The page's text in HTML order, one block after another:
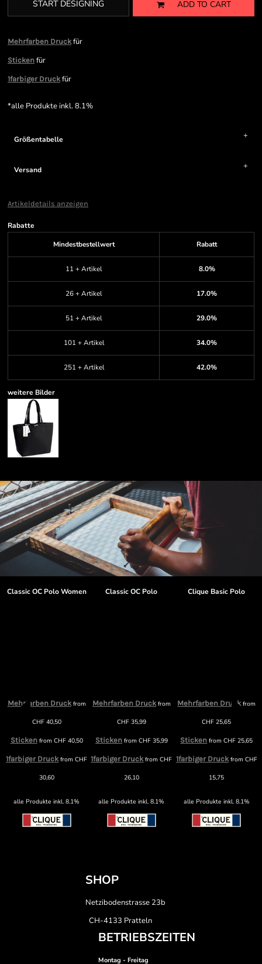
START DESIGNING ADD TO CART
Mehrfarben Druckfür
Sticken für
1farbiger Druckfür
*alle Produkte inkl. 8.1%
Größentabelle
Versand
Artikeldetails anzeigen
Rabatte
Mindestbestellwert
Rabatt
11 + Artikel 8.0%
26 + Artikel 17.0%
51 + Artikel 29.0%
101 + Artikel 34.0%
251 + Artikel 42.0%
weitere Bilder
Classic OC Polo Women
Mehrfarben Druckfrom
CHF40,50
Stickenfrom CHF40,50
1farbiger DruckfromCHF
30,60
alle Produkte inkl. 8.1%
Classic OC Polo
Mehrfarben Druckfrom
CHF35,99
Stickenfrom CHF35,99
1farbiger DruckfromCHF
26,10
alle Produkte inkl. 8.1%
Clique Basic Polo
Mehrfarben Druckfrom
CHF 25,65
Sticken fromCHF 25,65
1farbiger Druckfrom CHF
15,75
alle Produkte inkl. 8.1%
SHOP
Netzibodenstrasse 23b
CH-4133 Pratteln
BETRIEBSZEITEN
Montag - Freitag